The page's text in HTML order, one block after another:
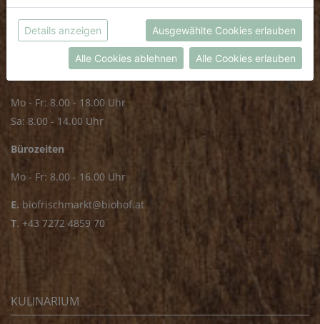
FRISCHMARKT
Mo - Fr: 8.00 - 18.00 Uhr
Sa: 8.00 - 14.00 Uhr
Bürozeiten
Mo - Fr: 8.00 - 16.00 Uhr
E. biofrischmarkt@biohof.at
T. +43 7272 4859 70
KULINARIUM
möchtest.
Weitere Informationen findest du in unserer
Datenschutzerklärung
bzw. imImpressum
Details anzeigen Ausgewählte Cookies erlauben
Alle Cookies ablehnen Alle Cookies erlauben